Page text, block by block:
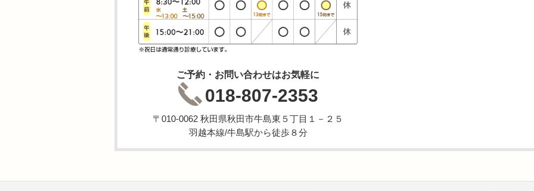
ご予約・お問い合わせはお気軽に
018-807-2353
〒010-0062 秋田県秋田市牛島東５丁目１－２５
羽越本線/牛島駅から徒歩８分